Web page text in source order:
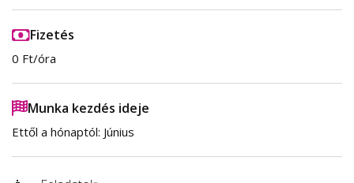
Fizetés
0 Ft/óra
Munka kezdés ideje
Ettől a hónaptól: Június